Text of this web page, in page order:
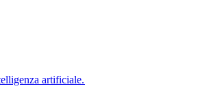
artificiale.​​